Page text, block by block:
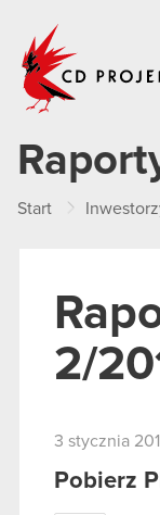
Start
2/
3 stycznia
Pobierz